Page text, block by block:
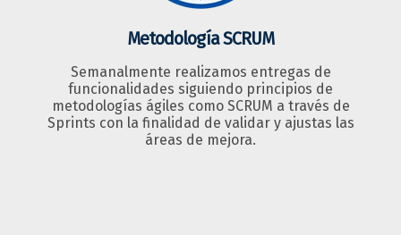
Metodología SCRUM
Semanalmente realizamos entregas de
funcionalidades siguiendo principios de
metodologías ágiles como SCRUM a través de
Sprints con la finalidad de validar y ajustas las
áreas de mejora.